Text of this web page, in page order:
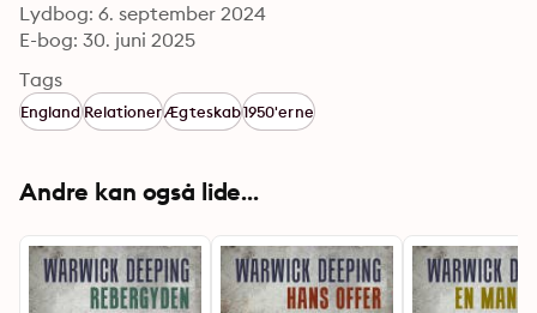
Lydbog: 6. september 2024
E-bog: 30. juni 2025
Tags
EnglandRelationerÆgteskab1950'erne
Andre kan også lide...